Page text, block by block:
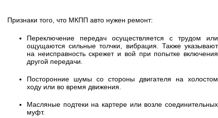
Признаки того, что МКПП авто нужен ремонт:
Переключение передач осуществляется с трудом или
ощущаются сильные толчки, вибрация. Также указывают
на неисправность скрежет и вой при попытке включения
другой передачи.
Посторонние шумы со стороны двигателя на холостом
ходу или во время движения.
Масляные подтеки на картере или возле соединительных
муфт.